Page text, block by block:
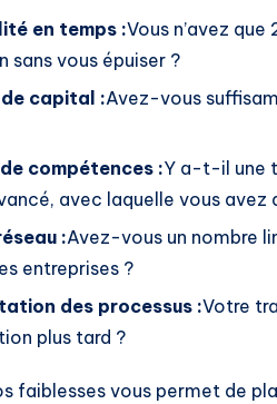
en temps :Vous n’avez
sans vous épuiser ?
de capital :Avez-vous
compétences :Y a-t-il une
avec laquelle vous avez
:Avez-vous un nombre
entreprises ?
des processus :Votre
plus tard ?
faiblesses vous permet de